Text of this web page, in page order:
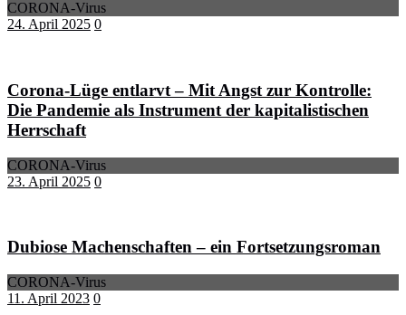
CORONA-Virus
24. April 2025 0
Corona-Lüge entlarvt – Mit Angst zur Kontrolle:
Die Pandemie als Instrument der kapitalistischen
Herrschaft
CORONA-Virus
23. April 2025 0
Dubiose Machenschaften – ein Fortsetzungsroman
CORONA-Virus
11. April 2023 0